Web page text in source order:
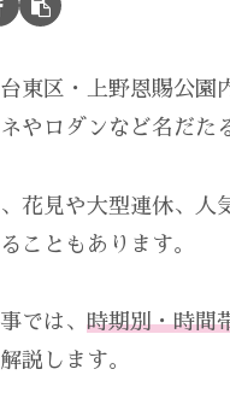
東区・上野恩賜公園
やロダンなど名だた
花見や大型連休、人
こともあります。
では、 時期別・時間
説します。